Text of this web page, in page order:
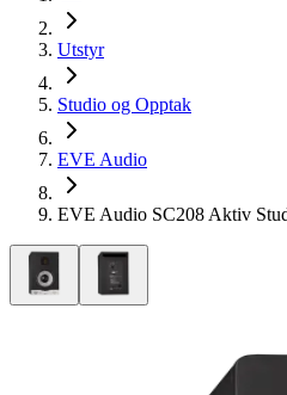
Utstyr
Studio og Opptak
EVE Audio
EVE Audio SC208 Aktiv